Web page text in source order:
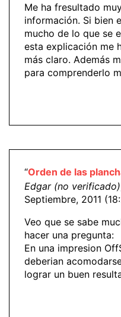
Me ha fresultado
información. Si bien
mucho de lo que se
esta explicación me
más claro. Además
para comprenderlo
“Orden de las
Edgar (no verificado)
Septiembre, 2011
Veo que se sabe
hacer una pregunta:
En una impresion
deberian
lograr un buen